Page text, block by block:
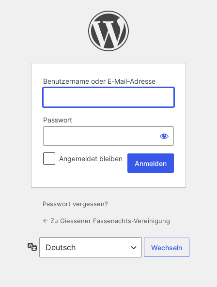
Benutzername oder E-Mail-Adresse
Passwort
Angemeldet bleiben
Passwort vergessen?
← Zu Giessener Fassenachts-Vereinigung
Sprache